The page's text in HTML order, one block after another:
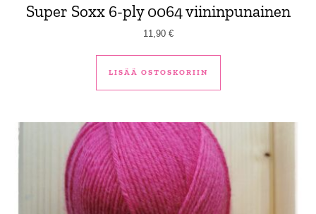
Super Soxx 6-ply 0064 viininpunainen
11,90 €
LISÄÄ OSTOSKORIIN